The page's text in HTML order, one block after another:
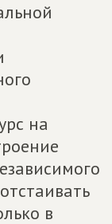
на
в